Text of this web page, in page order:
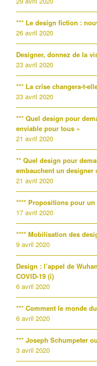
*** Le design fiction :
26 avril 2020
Designer, donnez de la
23 avril 2020
*** La crise changera-t-
23 avril 2020
*** Quel design pour
enviable pour tous »
21 avril 2020
** Quel design pour
embauchent un designer
21 avril 2020
**** Propositions pour un
17 avril 2020
**** Mobilisation des
9 avril 2020
Design : l’appel de
COVID-19 (i)
6 avril 2020
*** Comment le monde
6 avril 2020
*** Joseph Schumpeter
3 avril 2020